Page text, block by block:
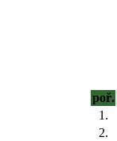
poř.
1.
2.